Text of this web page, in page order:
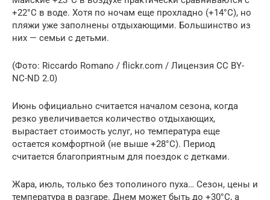
+22°C в воде. Хотя по ночам еще прохладно (+14°C), но
пляжи уже заполнены отдыхающими. Большинство из
них — семьи с детьми.
(Фото: Riccardo Romano / flickr.com / Лицензия CC BY-
NC-ND 2.0)
Июнь официально считается началом сезона, когда
резко увеличивается количество отдыхающих,
вырастает стоимость услуг, но температура еще
остается комфортной (не выше +28°C). Период
считается благоприятным для поездок с детками.
Жара, июль, только без тополиного пуха… Сезон, цены и
температура в разгаре. Днем может быть до +30°C, а